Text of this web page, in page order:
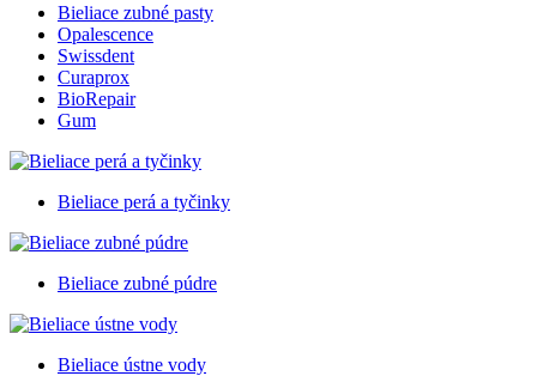
Bieliace zubné pasty
Opalescence
Swissdent
Curaprox
BioRepair
Gum
Bieliace perá a tyčinky
Bieliace zubné púdre
Bieliace ústne vody